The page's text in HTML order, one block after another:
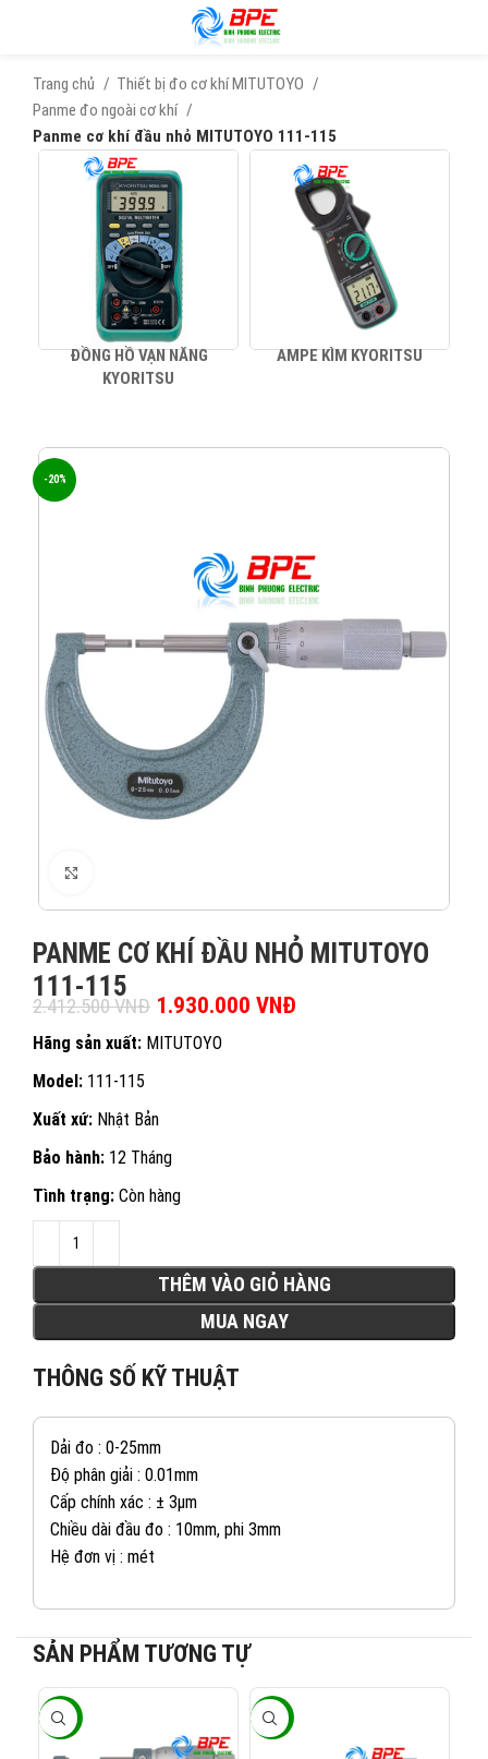
Trang chủ
Thiết bị đo cơ khí MITUTOYO
Panme đo ngoài cơ khí
Panme cơ khí đầu nhỏ MITUTOYO 111-115
ĐỒNG HỒ VẠN NĂNG
KYORITSU
AMPE KÌM KYORITSU
-20%
PANME CƠ KHÍ ĐẦU NHỎ MITUTOYO
111-115
2.412.500VNĐ Giá gốc là: 2.412.500 VNĐ.
1.930.000 VNĐ
Hãng sản xuất: MITUTOYO
Model: 111-115
Xuất xứ: Nhật Bản
Bảo hành: 12 Tháng
Tình trạng: Còn hàng
THÊM VÀO GIỎ HÀNG
MUA NGAY
THÔNG SỐ KỸ THUẬT
Dải đo : 0-25mm
Độ phân giải : 0.01mm
Cấp chính xác : ± 3µm
Chiều dài đầu đo : 10mm, phi 3mm
Hệ đơn vị : mét
SẢN PHẨM TƯƠNG TỰ
-20% -20%